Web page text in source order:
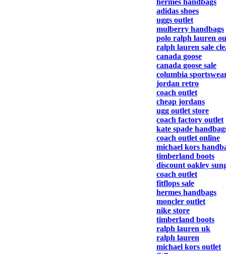
hermes handbags
adidas shoes
uggs outlet
mulberry handbags
polo ralph lauren
ralph lauren sale
canada goose
canada goose sale
columbia
jordan retro
coach outlet
cheap jordans
ugg outlet store
coach factory outlet
kate spade
coach outlet online
michael kors
timberland boots
discount oakley
coach outlet
fitflops sale
hermes handbags
moncler outlet
nike store
timberland boots
ralph lauren uk
ralph lauren
michael kors outlet